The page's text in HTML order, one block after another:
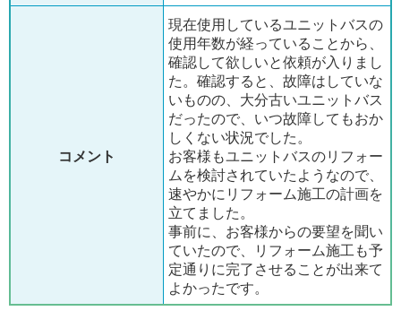
コメント
現在使用しているユニットバスの
使用年数が経っていることから、
確認して欲しいと依頼が入りまし
た。確認すると、故障はしていな
いものの、大分古いユニットバス
だったので、いつ故障してもおか
しくない状況でした。
お客様もユニットバスのリフォー
ムを検討されていたようなので、
速やかにリフォーム施工の計画を
立てました。
事前に、お客様からの要望を聞い
ていたので、リフォーム施工も予
定通りに完了させることが出来て
よかったです。